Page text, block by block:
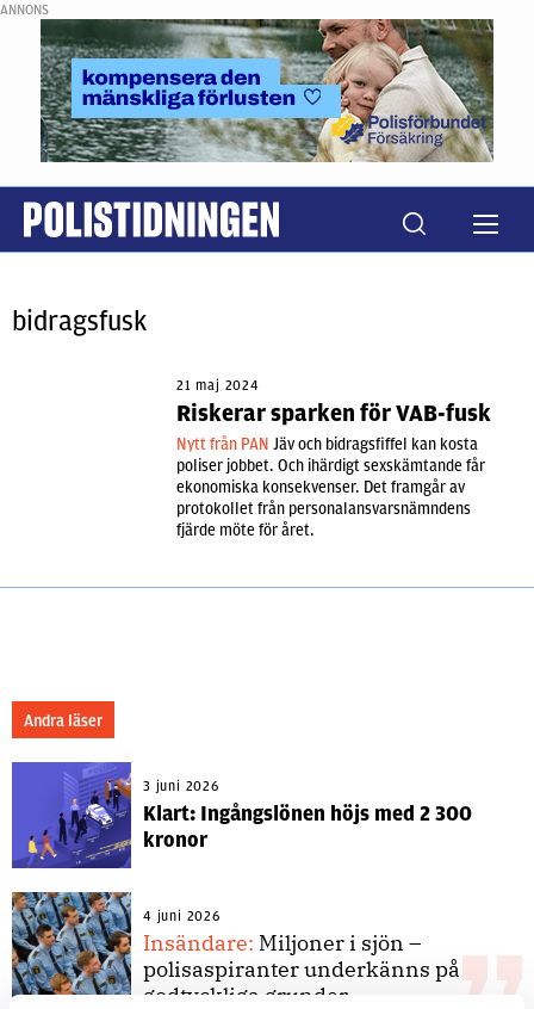
ANNONS
bidragsfusk
21 maj 2024
Riskerar sparken för VAB-fusk
Nytt från PAN Jäv och bidragsfiffel kan kosta
poliser jobbet. Och ihärdigt sexskämtande får
ekonomiska konsekvenser. Det framgår av
protokollet från personalansvarsnämndens
fjärde möte för året.
Andra läser
3 juni 2026
Klart: Ingångslönen höjs med 2 300
kronor
4 juni 2026
Insändare: Miljoner i sjön –
polisaspiranter underkänns på
godtyckliga grunder